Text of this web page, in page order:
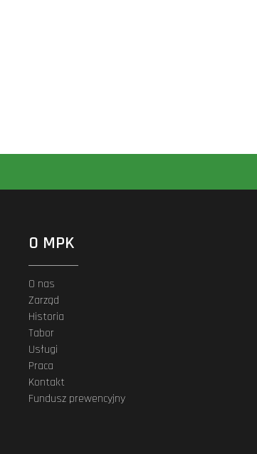
O MPK
O nas
Zarząd
Historia
Tabor
Usługi
Praca
Kontakt
Fundusz prewencyjny